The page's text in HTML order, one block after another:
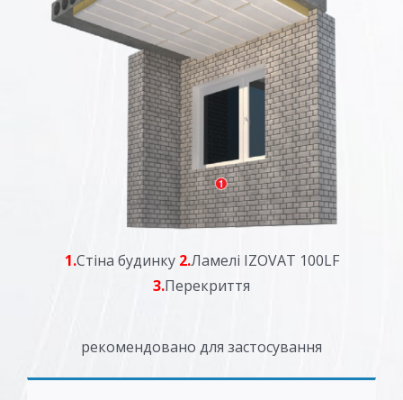
1.Стіна будинку 2.Ламелі IZOVAT 100LF
3.Перекриття
рекомендовано для застосування